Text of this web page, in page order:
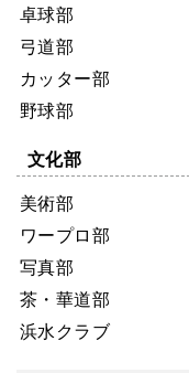
卓球部
弓道部
カッター部
野球部
文化部
美術部
ワープロ部
写真部
茶・華道部
浜水クラブ